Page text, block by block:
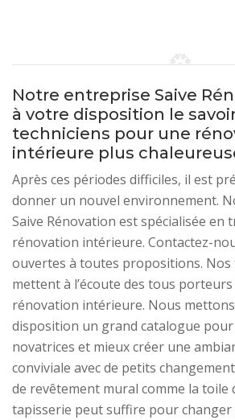
Notre entreprise Saive
à votre disposition le
techniciens pour une
intérieure plus
Après ces périodes difficiles, il est
donner un nouvel environnement.
Saive Rénovation est spécialisée en
rénovation intérieure. Contactez-
ouvertes à toutes propositions. Nos
mettent à l’écoute des tous
rénovation intérieure. Nous
disposition un grand catalogue pour
novatrices et mieux créer une
conviviale avec de petits
de revêtement mural comme la toile
tapisserie peut suffire pour changer